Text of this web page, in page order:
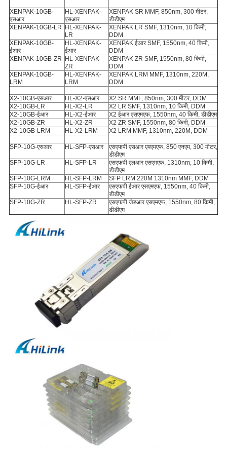
XENPAK-10GB-
एसआर
HL-XENPAK-
एसआर
XENPAK SR MMF, 850nm, 300 मीटर,
डीडीएम
XENPAK-10GB-LR
HL-XENPAK-
LR
XENPAK LR SMF, 1310nm, 10 किमी,
DDM
XENPAK-10GB-
ईआर
HL-XENPAK-
ईआर
XENPAK ईआर SMF, 1550nm, 40 किमी,
DDM
XENPAK-10GB-ZR
HL-XENPAK-
ZR
XENPAK ZR SMF, 1550nm, 80 किमी,
DDM
XENPAK-10GB-
LRM
HL-XENPAK-
LRM
XENPAK LRM MMF, 1310nm, 220M,
DDM
X2-10GB-एसआर HL-X2-एसआर
X2 SR MMF, 850nm, 300 मीटर, DDM
X2-10GB-LR
HL-X2-LR
X2 LR SMF, 1310nm, 10 किमी, DDM
X2-10GB-ईआर
HL-X2-ईआर
X2 ईआर एसएमएफ, 1550nm, 40 किमी, डीडीएम
X2-10GB-ZR
HL-X2-ZR
X2 ZR SMF, 1550nm, 80 किमी, DDM
X2-10GB-LRM
HL-X2-LRM X2 LRM MMF, 1310nm, 220M, DDM
SFP-10G-एसआर HL-SFP-एसआर
एसएफपी एसआर एमएमएफ, 850 एनएम, 300 मीटर,
डीडीएम
SFP-10G-LR
HL-SFP-LR
एसएफपी एलआर एसएमएफ, 1310nm, 10 किमी,
डीडीएम
SFP-10G-LRM
HL-SFP-LRM
SFP LRM 220M 1310nm MMF, DDM
SFP-10G-ईआर
HL-SFP-ईआर
एसएफपी ईआर एसएमएफ, 1550nm, 40 किमी,
डीडीएम
SFP-10G-ZR
HL-SFP-ZR
एसएफपी जेडआर एसएमएफ, 1550nm, 80 किमी,
डीडीएम